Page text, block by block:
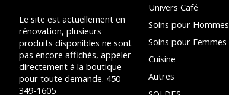
Le site est actuellement en
rénovation, plusieurs
produits disponibles ne sont
pas encore affichés, appeler
directement à la boutique
pour toute demande. 450-
349-1605
Univers Café
Soins pour Hommes
Soins pour Femmes
Cuisine
Autres